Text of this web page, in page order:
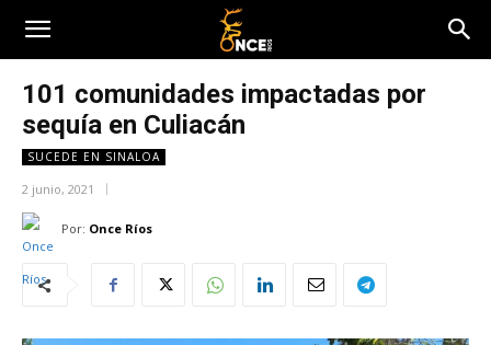
101 comunidades impactadas por
sequía en Culiacán
SUCEDE EN SINALOA
2 junio, 2021
Por: Once Ríos